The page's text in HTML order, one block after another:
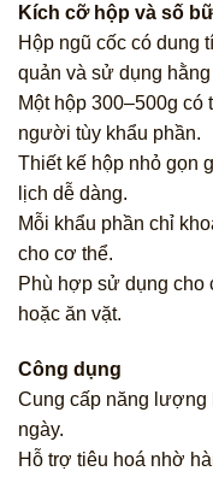
Kích cỡ hộp và số
Hộp ngũ cốc có dung
quản và sử dụng hằng
Một hộp 300–500g có
người tùy khẩu phần.
Thiết kế hộp nhỏ gọn
lịch dễ dàng.
Mỗi khẩu phần chỉ
cho cơ thể.
Phù hợp sử dụng cho
hoặc ăn vặt.
Công dụng
Cung cấp năng lượng
ngày.
Hỗ trợ tiêu hoá nhờ